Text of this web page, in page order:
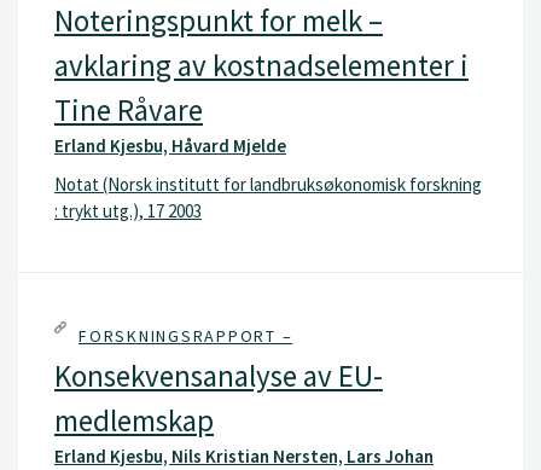
Noteringspunkt for melk –
avklaring av kostnadselementer i
Tine Råvare
Erland Kjesbu, Håvard Mjelde
Notat (Norsk institutt for landbruksøkonomisk forskning
: trykt utg.), 17 2003
FORSKNINGSRAPPORT –
Konsekvensanalyse av EU-
medlemskap
Erland Kjesbu, Nils Kristian Nersten, Lars Johan